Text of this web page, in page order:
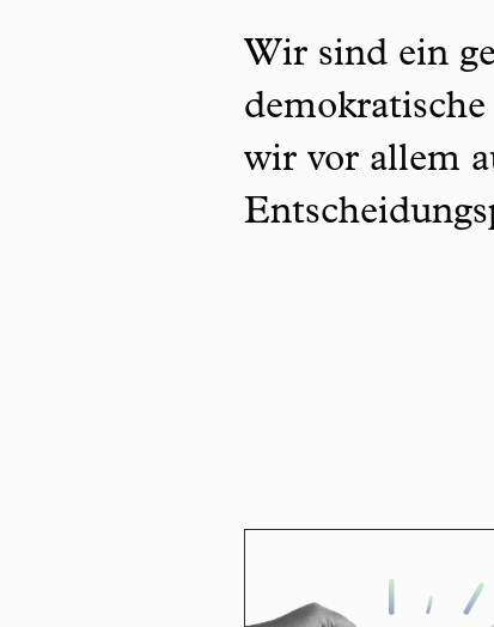
Wir sind ein
wir vor allem